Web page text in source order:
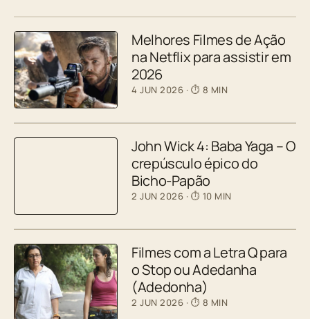
Melhores Filmes de Ação
na Netflix para assistir em
2026
4 JUN 2026 · ⏱ 8 MIN
John Wick 4: Baba Yaga – O
crepúsculo épico do
Bicho-Papão
2 JUN 2026 · ⏱ 10 MIN
Filmes com a Letra Q para
o Stop ou Adedanha
(Adedonha)
2 JUN 2026 · ⏱ 8 MIN